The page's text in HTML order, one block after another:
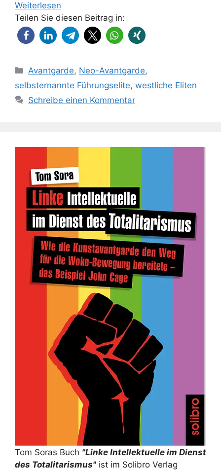
Weiterlesen
Teilen Sie diesen Beitrag in:
Kategorien
Avantgarde, Neo-Avantgarde,
selbsternannte Führungselite, westliche Eliten
Schreibe einen Kommentar
Tom Soras Buch "Linke Intellektuelle im Dienst
des Totalitarismus" ist im Solibro Verlag